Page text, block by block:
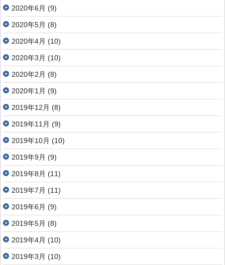
2020年6月 (9)
2020年5月 (8)
2020年4月 (10)
2020年3月 (10)
2020年2月 (8)
2020年1月 (9)
2019年12月 (8)
2019年11月 (9)
2019年10月 (10)
2019年9月 (9)
2019年8月 (11)
2019年7月 (11)
2019年6月 (9)
2019年5月 (8)
2019年4月 (10)
2019年3月 (10)